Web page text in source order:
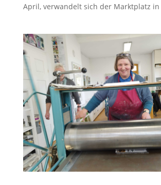
April, verwandelt sich der Marktplatz in